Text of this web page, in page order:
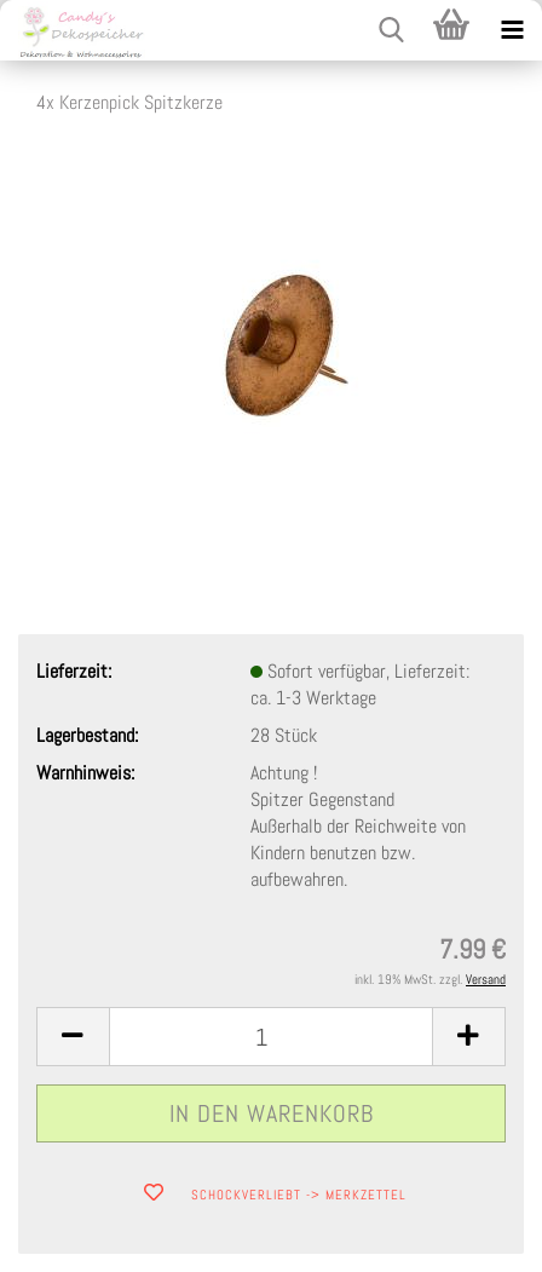
4x Kerzenpick Spitzkerze
Lieferzeit:
Sofort verfügbar, Lieferzeit:
ca. 1-3 Werktage
Lagerbestand:
28 Stück
Warnhinweis:
Achtung !
Spitzer Gegenstand
Außerhalb der Reichweite von
Kindern benutzen bzw.
aufbewahren.
7.99 €
inkl. 19% MwSt. zzgl. Versand
SCHOCKVERLIEBT -> MERKZETTEL